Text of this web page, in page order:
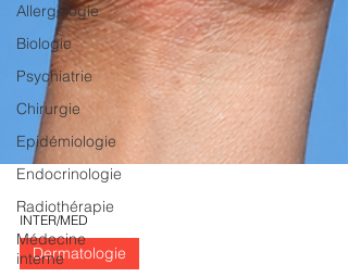
Allergologie
Biologie
Psychiatrie
Chirurgie
Epidémiologie
Endocrinologie
Radiothérapie
Médecine
interne
INTER/MED